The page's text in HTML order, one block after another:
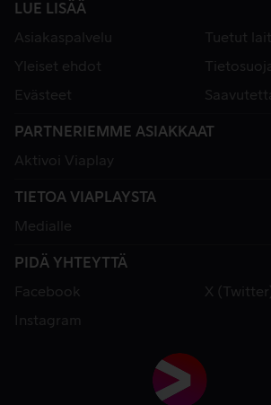
LUE LISÄÄ
Asiakaspalvelu
Tuetut
Yleiset ehdot
Evästeet
PARTNERIEMME ASIAKKAAT
Aktivoi Viaplay
TIETOA VIAPLAYSTA
Medialle
PIDÄ YHTEYTTÄ
Facebook
X
Instagram